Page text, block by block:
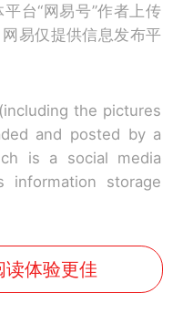
台“网易号”作者上传
易仅提供信息发布平
the pictures
and posted by a
is a social media
information storage
体验更佳